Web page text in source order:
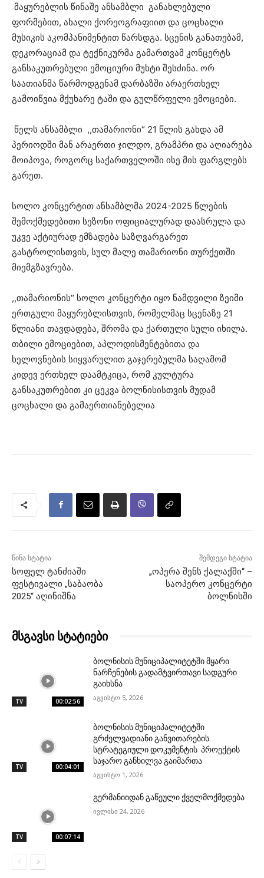
მაყურებლის წინაშე ანსამბლი განახლებული
ფორმებით, ახალი ქორეოგრაფიით და ცოცხალი
მუსიკის აკომპანიმენტით წარსდგა. სცენის განათებამ,
დეკორაციამ და ტექნიკურმა გამართვამ კონცერტს
განსაკუთრებული ემოციური მუხტი შესძინა. ორ
საათიანმა წარმოდგენამ დარბაზში არაერთხელ
გამოიწვია მქუხარე ტაში და გულწრფელი ემოციები.
წელს ანსამბლი ,,თამარიონი“ 21 წლის გახდა ამ
პერიოდში მან არაერთი ჯილდო, გრამპრი და აღიარება
მოიპოვა, როგორც საქართველოში ისე მის ფარგლებს
გარეთ.
სოლო კონცერტით ანსამბლმა 2024-2025 წლების
შემოქმედებითი სეზონი ოფიციალურად დაასრულა და
უკვე აქტიურად ემზადება საზღვარგარეთ
გასტროლისთვის, სულ მალე თამარიონი თურქეთში
მიემგზავრება.
,,თამარიონის“ სოლო კონცერტი იყო ნამდვილი ზეიმი
ერთგული მაყურებლისთვის, რომელმაც სცენაზე 21
წლიანი თავდადება, შრომა და ქართული სული იხილა.
თბილი ემოციებით, აპლოდისმენტებითა და
ხელოვნების სიყვარულით გაჯერებულმა საღამომ
კიდევ ერთხელ დაამტკიცა, რომ კულტურა
განსაკუთრებით კი ცეკვა ბოლნისისთვის მუდამ
ცოცხალი და გამაერთიანებელია
წინა სტატია
სოფელ ტანძიაში
ფესტივალი „საბაობა
2025“ აღინიშნა
შემდეგი სტატია
„ოპერა შენს ქალაქში“ –
საოპერო კონცერტი
ბოლნისში
მსგავსი სტატიები
TV 00:02:56
ბოლნისის მუნიციპალიტეტში მყარი
ნარჩენების გადამტვირთავი სადგური
გაიხსნა
აგვისტო 5, 2026
TV 00:04:01
ბოლნისის მუნიციპალიტეტში
გრძელვადიანი განვითარების
სტრატეგიული დოკუმენტის პროექტის
საჯარო განხილვა გაიმართა
აგვისტო 1, 2026
TV 00:07:14
გერმანიიდან გაწეული ქველმოქმედება
ივლისი 24, 2026